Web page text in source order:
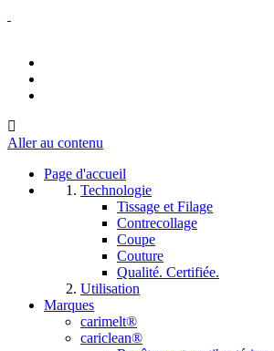
Aller au contenu
Page d'accueil
Technologie
Tissage et Filage
Contrecollage
Coupe
Couture
Qualité. Certifiée.
Utilisation
Marques
carimelt®
cariclean®